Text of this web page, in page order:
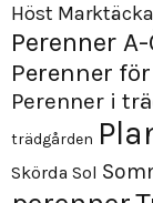
Höst
Perenner A-
Perenner
Perenner i
trädgården
Skörda Sol